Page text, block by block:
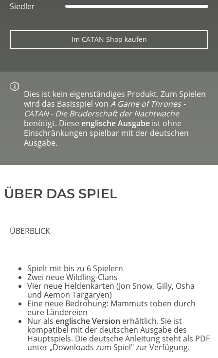
Siedler
Im CATAN Shop kaufen
Dies ist kein eigenständiges Produkt. Zum Spielen
wird das Basisspiel von A Game of Thrones -
CATAN - Die Bruderschaft der Nachtwache
benötigt. Diese englische Ausgabe ist ohne
Einschränkungen spielbar mit der deutschen
Ausgabe.
ÜBER DAS SPIEL
ÜBERBLICK
Spielt mit bis zu 6 Spielern
Zwei neue Wildling-Clans
Vier neue Heldenkarten (Jon Snow, Gilly, Osha
und Aemon Targaryen)
Eine neue Bedrohung: Mammuts toben durch
eure Ländereien
Nur als englische Version erhältlich. Sie ist
kompatibel mit der deutschen Ausgabe des
Hauptspiels. Die deutsche Anleitung steht als PDF
unter „Downloads zum Spiel" zur Verfügung.